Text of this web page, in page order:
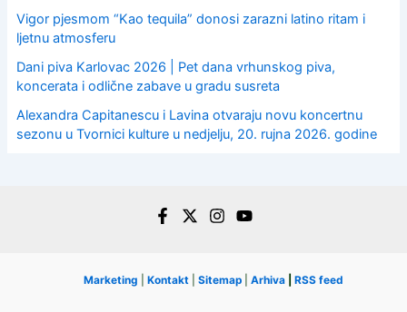
Vigor pjesmom “Kao tequila” donosi zarazni latino ritam i
ljetnu atmosferu
Dani piva Karlovac 2026 | Pet dana vrhunskog piva,
koncerata i odlične zabave u gradu susreta
Alexandra Capitanescu i Lavina otvaraju novu koncertnu
sezonu u Tvornici kulture u nedjelju, 20. rujna 2026. godine
Marketing Kontakt Sitemap Arhiva RSS feed